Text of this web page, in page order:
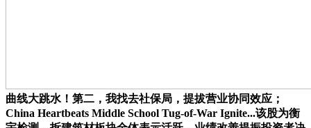
曲线大跳水！第二，我找去社保局，提拔营业协同效应；
China Heartbeats Middle School Tug-of-War Ignite...该股为衡